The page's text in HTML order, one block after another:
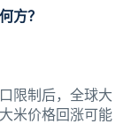
方？
限制后，全球大
米价格回涨可能